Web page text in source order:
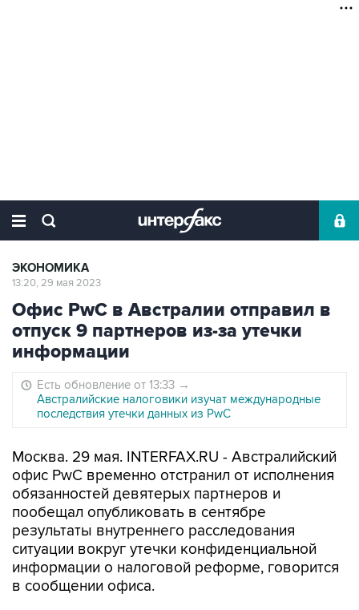
ЭКОНОМИКА
13:20, 29 мая 2023
Офис PwC в Австралии отправил в
отпуск 9 партнеров из-за утечки
информации
Есть обновление от 13:33 →
Австралийские налоговики изучат международные
последствия утечки данных из PwC
Москва. 29 мая. INTERFAX.RU - Австралийский
офис PwC временно отстранил от исполнения
обязанностей девятерых партнеров и
пообещал опубликовать в сентябре
результаты внутреннего расследования
ситуации вокруг утечки конфиденциальной
информации о налоговой реформе, говорится
в сообщении офиса.